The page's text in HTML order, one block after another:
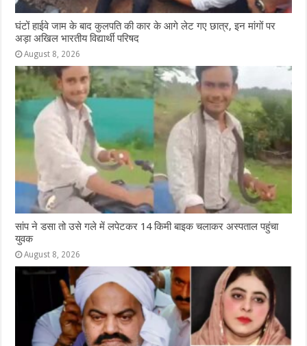
घंटों हाईवे जाम के बाद कुलपति की कार के आगे लेट गए छात्र, इन मांगों पर
अड़ा अखिल भारतीय विद्यार्थी परिषद
August 8, 2026
सांप ने डसा तो उसे गले में लपेटकर 14 किमी बाइक चलाकर अस्पताल पहुंचा
युवक
August 8, 2026